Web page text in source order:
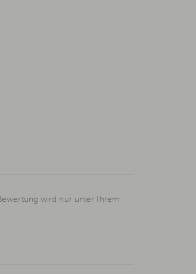
wird nur unter Ihrem